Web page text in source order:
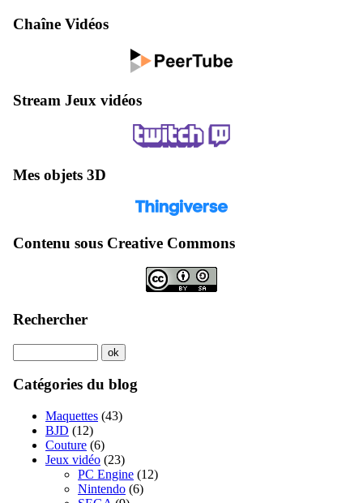
Chaîne Vidéos
Stream Jeux vidéos
Mes objets 3D
Contenu sous Creative Commons
Rechercher
Catégories du blog
Maquettes (43)
BJD (12)
Couture (6)
Jeux vidéo (23)
PC Engine (12)
Nintendo (6)